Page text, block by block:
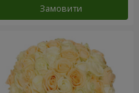
Замовити